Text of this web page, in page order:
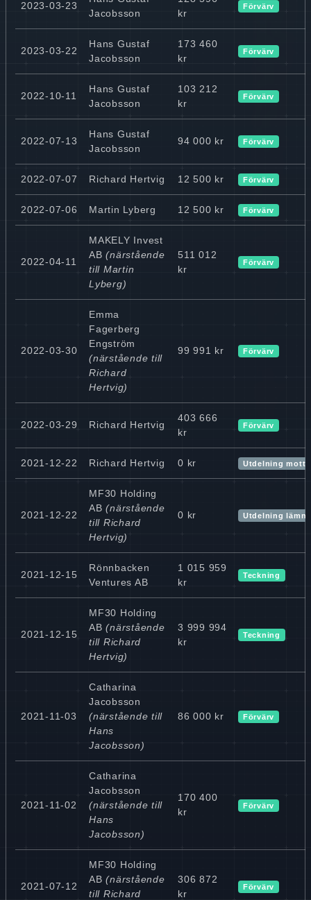
2023-03-23
Jacobsson
kr
Förvärv
2023-03-22
Hans Gustaf
Jacobsson
173 460
kr
Förvärv
2022-10-11
Hans Gustaf
Jacobsson
103 212
kr
Förvärv
2022-07-13
Hans Gustaf
Jacobsson
94 000 kr Förvärv
2022-07-07 Richard Hertvig 12 500 kr Förvärv
2022-07-06 Martin Lyberg 12 500 kr Förvärv
2022-04-11
MAKELY Invest
AB (närstående
till Martin
Lyberg)
511 012
kr
Förvärv
2022-03-30
Emma
Fagerberg
Engström
(närstående till
Richard
Hertvig)
99 991 kr Förvärv
2022-03-29 Richard Hertvig
403 666
kr
Förvärv
2021-12-22 Richard Hertvig 0 kr Utdelning
2021-12-22
MF30 Holding
AB (närstående
till Richard
Hertvig)
0 kr Utdelning
2021-12-15
Rönnbacken
Ventures AB
1 015 959
kr
Teckning
2021-12-15
MF30 Holding
AB (närstående
till Richard
Hertvig)
3 999 994
kr
Teckning
2021-11-03
Catharina
Jacobsson
(närstående till
Hans
Jacobsson)
86 000 kr Förvärv
2021-11-02
Catharina
Jacobsson
(närstående till
Hans
Jacobsson)
170 400
kr
Förvärv
2021-07-12
MF30 Holding
AB (närstående
till Richard
306 872
kr
Förvärv